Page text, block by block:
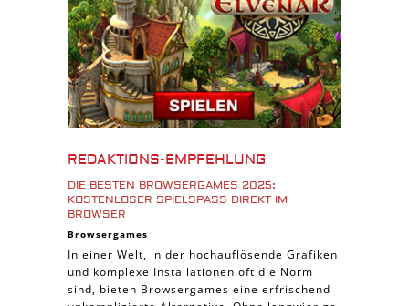
3D Spiele
Tablet Spiele
Android Spiele
iPhone Spiele
iOS Spiele
iPad Spiele
Denk Spiele
Piraten Spiele
Sport Spiele
REDAKTIONS-EMPFEHLUNG
DIE BESTEN BROWSERGAMES 2025:
KOSTENLOSER SPIELSPASS DIREKT IM B
ROWSER
Browsergames
In einer Welt, in der hochauflösende Grafiken
und komplexe Installationen oft die Norm
sind, bieten Browsergames eine erfrischend